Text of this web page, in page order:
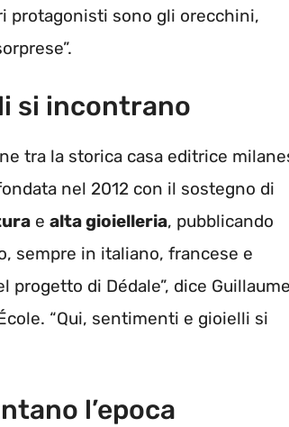
protagonisti sono gli orecchini,
si incontrano
tra la storica casa editrice
nel 2012 con il sostegno di
e alta gioielleria, pubblicando
sempre in italiano, francese e
di Dédale”, dice Guillaume
“Qui, sentimenti e gioielli si
l’epoca